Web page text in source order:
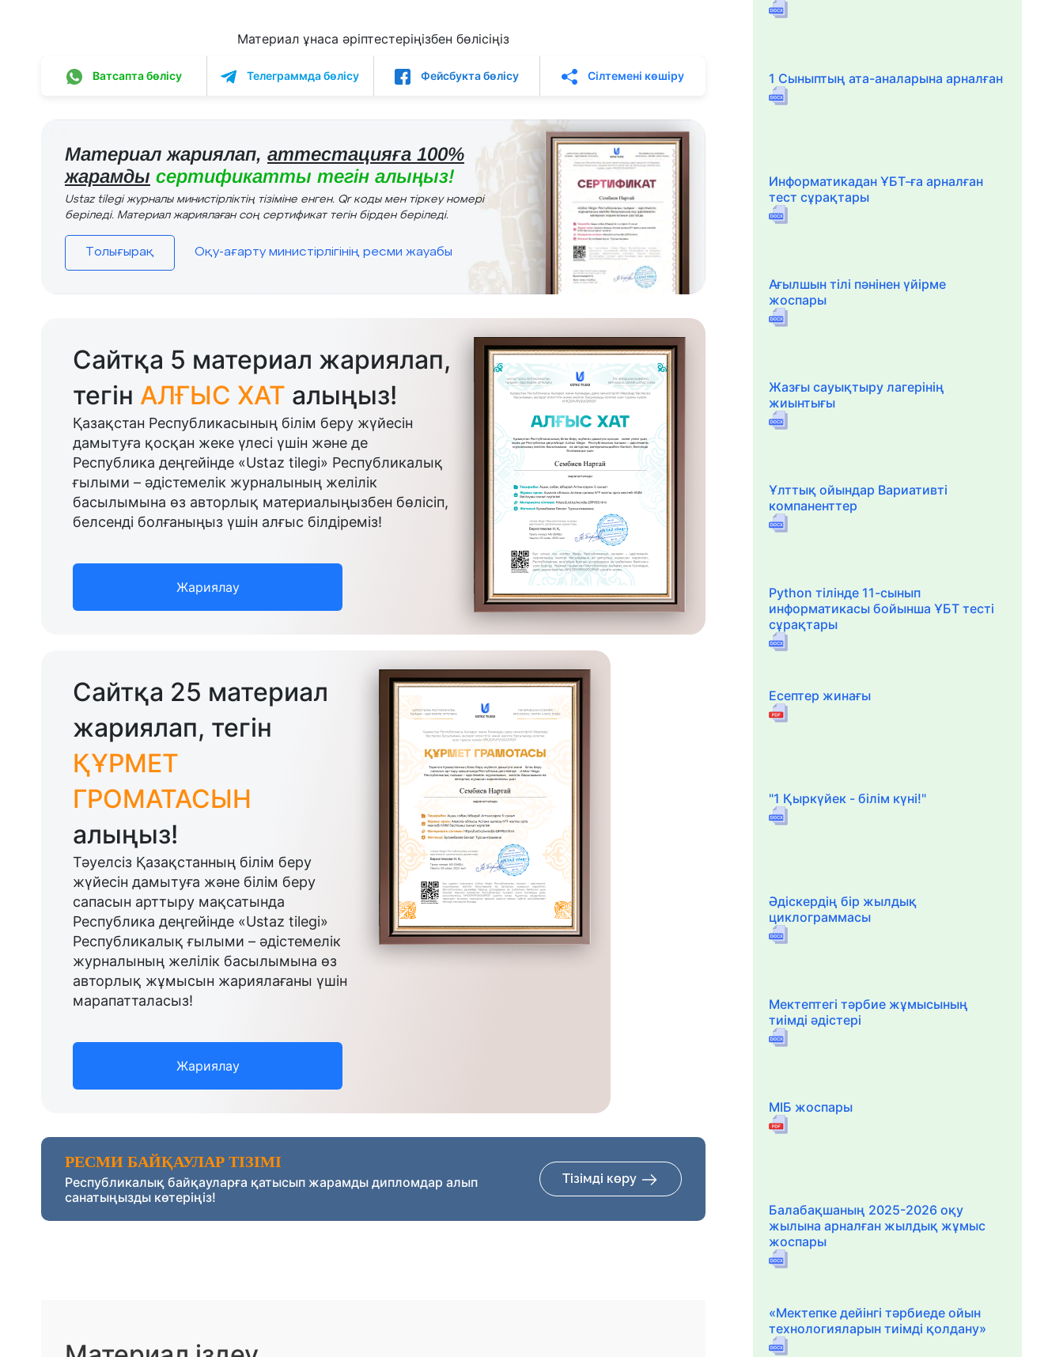
Материал ұнаса әріптестеріңізбен бөлісіңіз
Ватсапта бөлісу Телеграммда бөлісу Фейсбукта бөлісу Сілтемені көшіру
Материал жариялап, аттестацияға 100%
жарамды сертификатты тегін алыңыз!
Ustaz tilegi журналы министірліктің тізіміне енген. Qr коды мен тіркеу номері
беріледі. Материал жариялаған соң сертификат тегін бірден беріледі.
Толығырақ Оқу-ағарту министірлігінің ресми жауабы
Сайтқа 5 материал жариялап,
тегін АЛҒЫС ХАТ алыңыз!
Қазақстан Республикасының білім беру жүйесін
дамытуға қосқан жеке үлесі үшін және де
Республика деңгейінде «Ustaz tilegi» Республикалық
ғылыми – әдістемелік журналының желілік
басылымына өз авторлық материалыңызбен бөлісіп,
белсенді болғаныңыз үшін алғыс білдіреміз!
Жариялау
Сайтқа 25 материал
жариялап, тегін
ҚҰРМЕТ
ГРОМАТАСЫН
алыңыз!
Тәуелсіз Қазақстанның білім беру
жүйесін дамытуға және білім беру
сапасын арттыру мақсатында
Республика деңгейінде «Ustaz tilegi»
Республикалық ғылыми – әдістемелік
журналының желілік басылымына өз
авторлық жұмысын жариялағаны үшін
марапатталасыз!
Жариялау
РЕСМИ БАЙҚАУЛАР ТІЗІМІ
Республикалық байқауларға қатысып жарамды дипломдар алып
санатыңызды көтеріңіз!
Тізімді көру
1 Сыныптың ата-аналарына арналған
Информатикадан ҰБТ-ға арналған
тест сұрақтары
Ағылшын тілі пәнінен үйірме
жоспары
Жазғы сауықтыру лагерінің
жиынтығы
Ұлттық ойындар Вариативті
компаненттер
Python тілінде 11-сынып
информатикасы бойынша ҰБТ тесті
сұрақтары
Есептер жинағы
"1 Қыркүйек - білім күні!"
Әдіскердің бір жылдық
циклограммасы
Мектептегі тәрбие жұмысының
тиімді әдістері
МІБ жоспары
Балабақшаның 2025-2026 оқу
жылына арналған жылдық жұмыс
жоспары
«Мектепке дейінгі тәрбиеде ойын
технологияларын тиімді қолдану»